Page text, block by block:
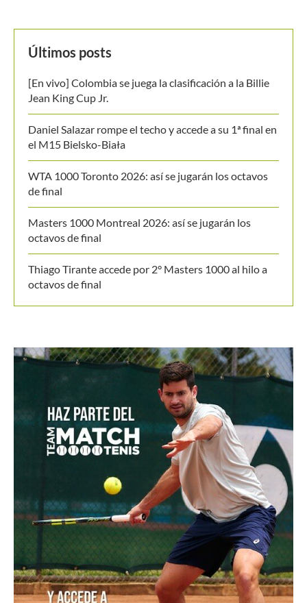
[En vivo] Colombia se juega la clasificación a la Billie
Jean King Cup Jr.
Daniel Salazar rompe el techo y accede a su 1ª final en
el M15 Bielsko-Biała
WTA 1000 Toronto 2026: así se jugarán los octavos
de final
Masters 1000 Montreal 2026: así se jugarán los
octavos de final
Thiago Tirante accede por 2° Masters 1000 al hilo a